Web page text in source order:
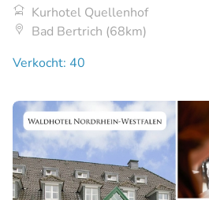
Kurhotel Quellenhof
Bad Bertrich (68km)
Verkocht: 40